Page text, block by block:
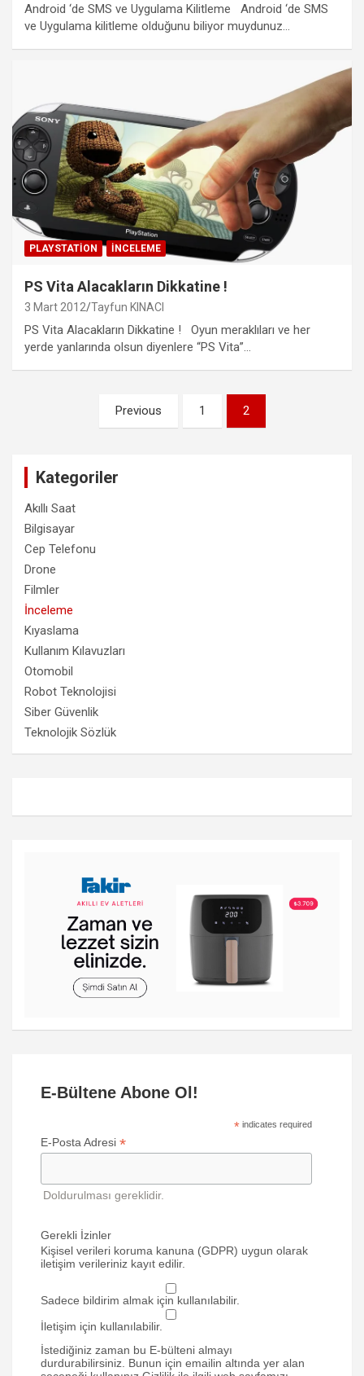
Android ‘de SMS ve Uygulama Kilitleme Android ‘de SMS
ve Uygulama kilitleme olduğunu biliyor muydunuz…
PLAYSTATION İNCELEME
PS Vita Alacakların Dikkatine !
3 Mart 2012 Tayfun KINACI
PS Vita Alacakların Dikkatine ! Oyun meraklıları ve her
yerde yanlarında olsun diyenlere “PS Vita”…
sayfalandırması
Previous 1 2
Kategoriler
Akıllı Saat
Bilgisayar
Cep Telefonu
Drone
Filmler
İnceleme
Kıyaslama
Kullanım Kılavuzları
Otomobil
Robot Teknolojisi
Siber Güvenlik
Teknolojik Sözlük
E-Bültene Abone Ol!
* indicates required
E-Posta Adresi *
Doldurulması gereklidir.
Gerekli İzinler
Kişisel verileri koruma kanuna (GDPR) uygun olarak
iletişim verileriniz kayıt edilir.
Sadece bildirim almak için kullanılabilir.
İletişim için kullanılabilir.
İstediğiniz zaman bu E-bülteni almayı
durdurabilirsiniz. Bunun için emailin altında yer alan